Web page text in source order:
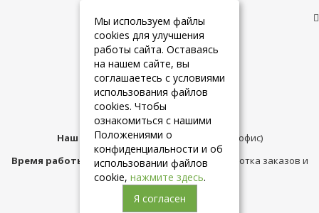
Полезные ссылки
+7 (925) 084-10-60
Наш адрес:Москва,ул.Плещеева д.12 (офис)
Время работы магазина:с 10:00 до 21:00 (обработка заказов и
консультация)
Мы используем файлы
cookies для улучшения
работы сайта. Оставаясь
на нашем сайте, вы
соглашаетесь с условиями
использования файлов
cookies. Чтобы
ознакомиться с нашими
Положениями о
конфиденциальности и об
использовании файлов
cookie, нажмите здесь.
Я согласен